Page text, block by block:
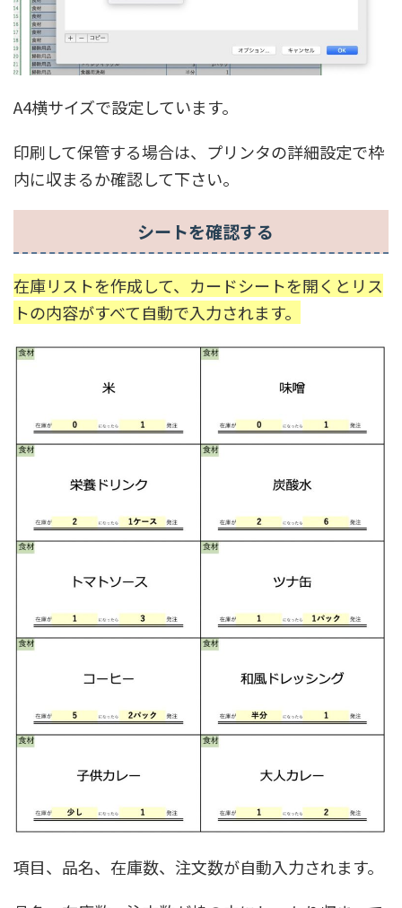
A4横サイズで設定しています。
印刷して保管する場合は、プリンタの詳細設定で枠
内に収まるか確認して下さい。
シートを確認する
在庫リストを作成して、カードシートを開くとリス
トの内容がすべて自動で入力されます。
項目、品名、在庫数、注文数が自動入力されます。